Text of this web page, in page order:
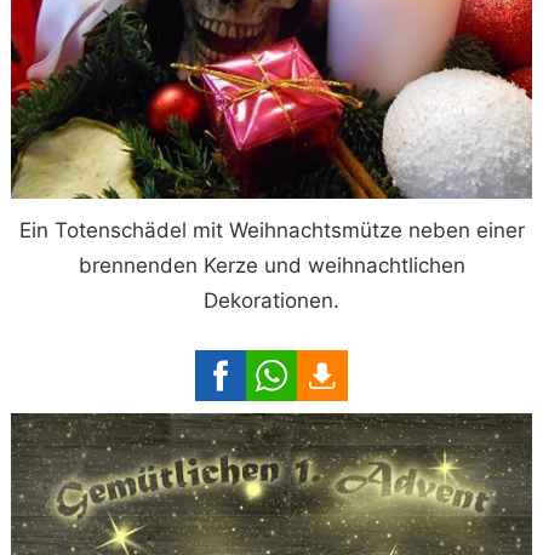
Ein Totenschädel mit Weihnachtsmütze neben einer
brennenden Kerze und weihnachtlichen
Dekorationen.